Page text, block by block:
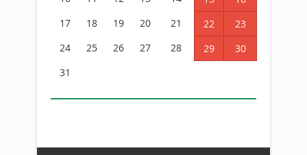
17
18 19 20 21 22
23
24
25 26 27 28 29
30
31